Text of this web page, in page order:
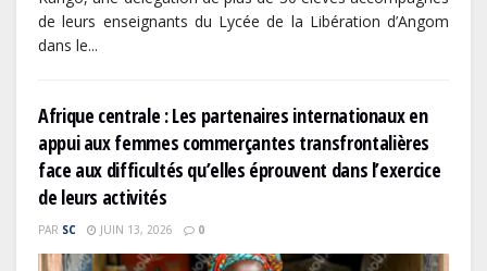
de leurs enseignants du Lycée de la Libération d’Angom
dans le...
Afrique centrale : Les partenaires internationaux en
appui aux femmes commerçantes transfrontalières
face aux difficultés qu’elles éprouvent dans l’exercice
de leurs activités
PAR SC JUIN 13, 2026 0